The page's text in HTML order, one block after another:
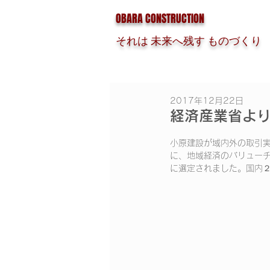
OBARA CONSTRUCTION
それは 未来へ残す ものづくり
経済産業省よ
2017年12月22日
小原建設が域内外の取引
に、地域経済のバリュー
に選定されました。国内